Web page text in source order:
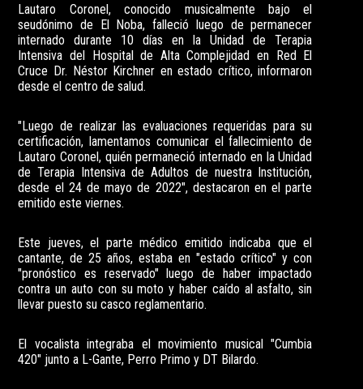
Lautaro Coronel, conocido musicalmente bajo el
seudónimo de El Noba, falleció luego de permanecer
internado durante 10 días en la Unidad de Terapia
Intensiva del Hospital de Alta Complejidad en Red El
Cruce Dr. Néstor Kirchner en estado crítico, informaron
desde el centro de salud.
"Luego de realizar las evaluaciones requeridas para su
certificación, lamentamos comunicar el fallecimiento de
Lautaro Coronel, quién permaneció internado en la Unidad
de Terapia Intensiva de Adultos de nuestra Institución,
desde el 24 de mayo de 2022", destacaron en el parte
emitido este viernes.
Este jueves, el parte médico emitido indicaba que el
cantante, de 25 años, estaba en "estado crítico" y con
"pronóstico es reservado" luego de haber impactado
contra un auto con su moto y haber caído al asfalto, sin
llevar puesto su casco reglamentario.
El vocalista integraba el movimiento musical "Cumbia
420" junto a L-Gante, Perro Primo y DT Bilardo.